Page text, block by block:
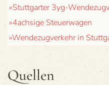
»Stutt­gar­ter 3yg-
»4achsige Steu­er­wa­gen
»Wen­de­zug­ver­kehr in
Quel­len